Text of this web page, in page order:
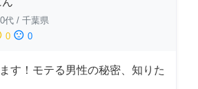
代 / 千葉県
0 sentiment_dissatisfied 0
す！モテる男性の秘密、知りた